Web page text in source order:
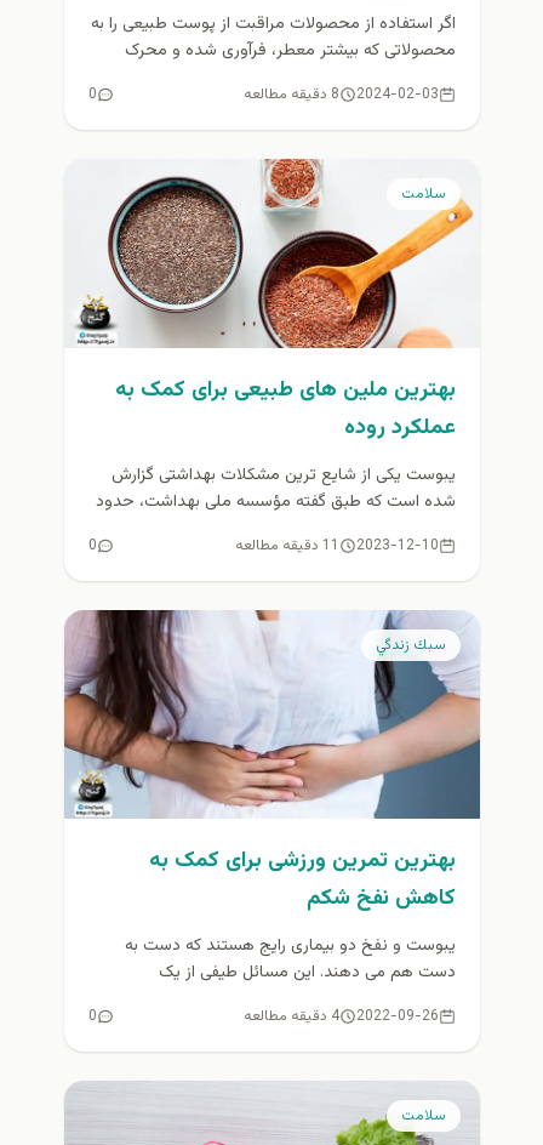
اگر استفاده از محصولات مراقبت از پوست طبیعی را به
محصولاتی که بیشتر معطر، فرآوری شده و محرک
2024-02-03 8 دقیقه مطالعه 0
سلامت
بهترین ملین های طبیعی برای کمک به
عملکرد روده
یبوست یکی از شایع ترین مشکلات بهداشتی گزارش
شده است که طبق گفته مؤسسه ملی بهداشت، حدود
2023-12-10 11 دقیقه مطالعه 0
سبك زندگي
بهترین تمرین ورزشی برای کمک به
کاهش نفخ شکم
یبوست و نفخ دو بیماری رایج هستند که دست به
دست هم می دهند. این مسائل طیفی از یک
2022-09-26 4 دقیقه مطالعه 0
سلامت